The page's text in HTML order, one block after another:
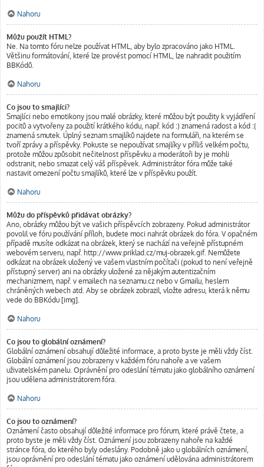
Nahoru
Můžu použít HTML?
Ne. Na tomto fóru nelze používat HTML, aby bylo zpracováno jako HTML.
Většinu formátování, které lze provést pomocí HTML, lze nahradit použitím
BBKódů.
Nahoru
Co jsou to smajlíci?
Smajlíci nebo emotikony jsou malé obrázky, které můžou být použity k vyjádření
pocitů a vytvořeny za použití krátkého kódu, např. kód :) znamená radost a kód :(
znamená smutek. Úplný seznam smajlíků najdete na formuláři, na kterém se
tvoří zprávy a příspěvky. Pokuste se nepoužívat smajlíky v příliš velkém počtu,
protože můžou způsobit nečitelnost příspěvku a moderátoři by je mohli
odstranit, nebo smazat celý váš příspěvek. Administrátor fóra může také
nastavit omezení počtu smajlíků, které lze v příspěvku použít.
Nahoru
Můžu do příspěvků přidávat obrázky?
Ano, obrázky můžou být ve vašich příspěvcích zobrazeny. Pokud administrátor
povolil ve fóru používání příloh, budete moci nahrát obrázek do fóra. V opačném
případě musíte odkázat na obrázek, který se nachází na veřejně přístupném
webovém serveru, např. http://www.priklad.cz/muj-obrazek.gif. Nemůžete
odkázat na obrázek uložený ve vašem vlastním počítači (pokud to není veřejně
přístupný server) ani na obrázky uložené za nějakým autentizačním
mechanizmem, např. v emailech na seznamu.cz nebo v Gmailu, heslem
chráněných webech atd. Aby se obrázek zobrazil, vložte adresu, která k němu
vede do BBKódu [img].
Nahoru
Co jsou to globální oznámení?
Globální oznámení obsahují důležité informace, a proto byste je měli vždy číst.
Globální oznámení jsou zobrazeny v každém fóru nahoře a ve vašem
uživatelském panelu. Oprávnění pro odeslání tématu jako globálního oznámení
jsou udělena administrátorem fóra.
Nahoru
Co jsou to oznámení?
Oznámení často obsahují důležité informace pro fórum, které právě čtete, a
proto byste je měli vždy číst. Oznámení jsou zobrazeny nahoře na každé
stránce fóra, do kterého byly odeslány. Podobně jako u globálních oznámení,
jsou oprávnění pro odeslání tématu jako oznámení udělována administrátorem